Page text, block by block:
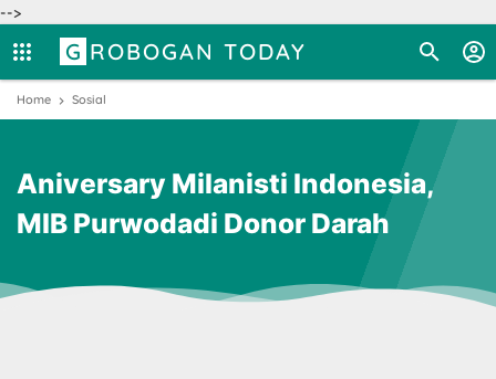
-->
GROBOGAN TODAY
Home Sosial
Aniversary Milanisti Indonesia,
MIB Purwodadi Donor Darah